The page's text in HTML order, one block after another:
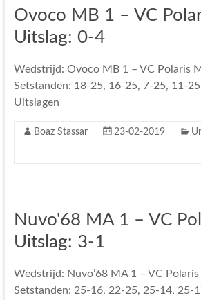
Ovoco MB 1 – VC
Uitslag: 0-4
Wedstrijd: Ovoco MB 1 – VC Polaris
Setstanden: 18-25, 16-25, 7-25, 11-
Uitslagen
Boaz Stassar 23-02-2019
Nuvo'68 MA 1 – VC
Uitslag: 3-1
Wedstrijd: Nuvo’68 MA 1 – VC
Setstanden: 25-16, 22-25, 25-14, 25-